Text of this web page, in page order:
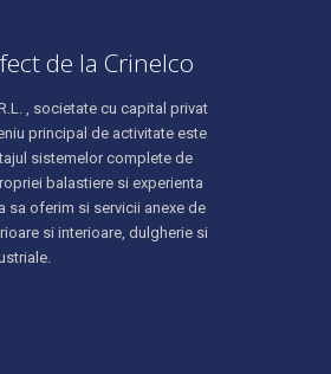
de la Crinelco
, societate cu capital privat
principal de activitate este
sistemelor complete de
balastiere si experienta
sa oferim si servicii anexe de
si interioare, dulgherie si